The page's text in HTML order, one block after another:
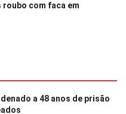
roubo com faca em
a 48 anos de prisão